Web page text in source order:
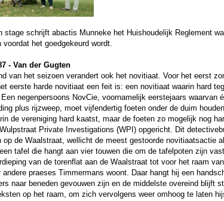
stage schrijft abactis Munneke het Huishoudelijk Reglement
voordat het goedgekeurd wordt.
- Van der Gugten
van het seizoen verandert ook het novitiaat. Voor het eerst
eerste harde novitiaat een feit is: een novitiaat waarin hard
negenpersoons NovCie, voornamelijk eerstejaars waarvan
plus rijzweep, moet vijfendertig foeten onder de duim
de vereniging hard kaatst, maar de foeten zo mogelijk nog
Private Investigations (WPI) opgericht. Dit
op de Waalstraat, wellicht de meest gestoorde novitiaatsactie
tafel die hangt aan vier touwen die om de tafelpoten zijn
van de torenflat aan de Waalstraat tot voor het raam
andere praeses Timmermans woont. Daar hangt hij een
naar beneden gevouwen zijn en de middelste overeind blijft
op het raam, om zich vervolgens weer omhoog te laten